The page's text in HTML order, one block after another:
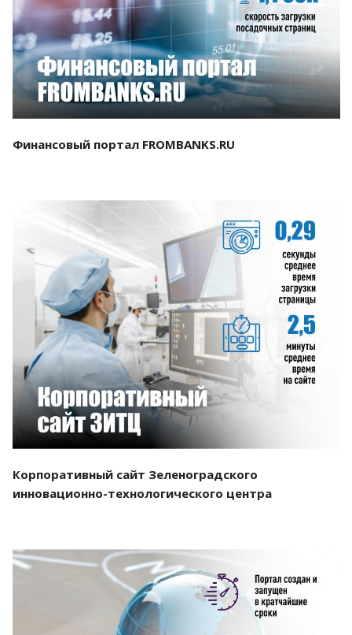
Смотреть проект
Финансовый портал FROMBANKS.RU
Смотреть проект
Корпоративный сайт Зеленоградского
инновационно-технологического центра